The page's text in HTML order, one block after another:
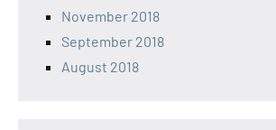
November 2018
September 2018
August 2018